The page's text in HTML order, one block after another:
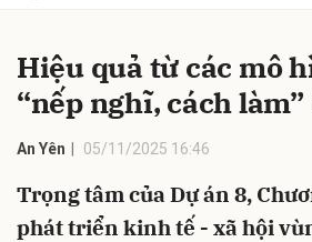
Hiệu quả từ các mô
“nếp nghĩ, cách
An Yên 05/11/2025 16:46
Trọng tâm của Dự án 8,
phát triển kinh tế - xã hội